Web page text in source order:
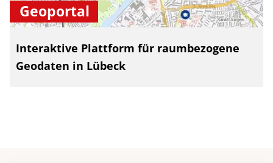
Geoportal
Interaktive Plattform für raumbezogene
Geodaten in Lübeck